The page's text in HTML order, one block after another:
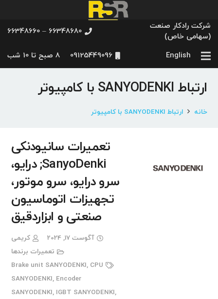
شرکت رادکار صنعت
(سهامی خاص)
66348680 – 66348660
English
09125449096 8 صبح تا 10 شب
ارتباط SANYODENKI با کامپیوتر
خانه ارتباط SANYODENKI با کامپیوتر
تعمیرات سانیودنکی
SanyoDenki; درایو،
سرو درایو، سرو موتور،
تجهیزات اتوماسیون
صنعتی و ابزاردقیق
آگوست 17, 2024
کریمی
تعمیرات برندها
Brake unit SANYODENKI, CPU
SANYODENKI, Encoder
SANYODENKI, IGBT SANYODENKI,